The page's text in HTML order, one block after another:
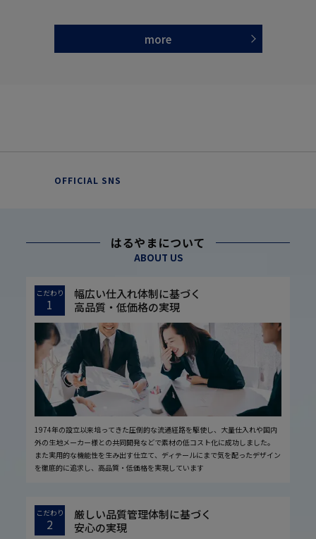
more
OFFICIAL SNS
はるやまについて
ABOUT US
こだわり
1
幅広い仕入れ体制に基づく
高品質・低価格の実現
1974年の設立以来培ってきた圧倒的な流通経路を駆使し、大量仕入れや国内
外の生地メーカー様との共同開発などで素材の低コスト化に成功しました。
また実用的な機能性を生み出す仕立て、ディテールにまで気を配ったデザイン
を徹底的に追求し、高品質・低価格を実現しています
こだわり
2
厳しい品質管理体制に基づく
安心の実現